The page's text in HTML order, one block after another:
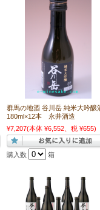
群馬の地酒 谷川岳 純米大吟醸
180ml×12本 永井酒造
¥7,207(本体 ¥6,552、税 ¥655)
購入数 箱